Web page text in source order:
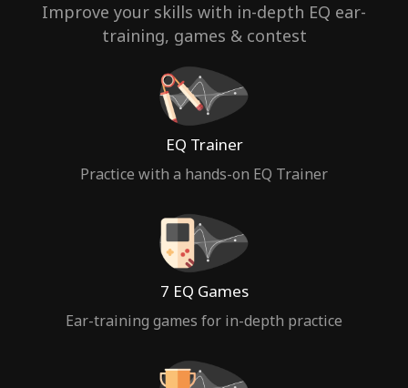
Improve your skills with in-depth EQ ear-
training, games & contest
EQ Trainer
Practice with a hands-on EQ Trainer
7 EQ Games
Ear-training games for in-depth practice